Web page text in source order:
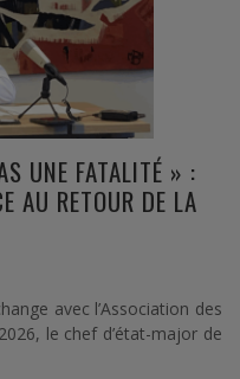
UNE FATALITÉ » :
AU RETOUR DE LA
avec l’Association des
le chef d’état-major de